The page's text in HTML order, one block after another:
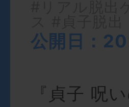
公開日：
『貞子 呪